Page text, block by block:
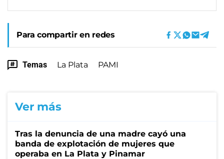
Para compartir en redes
Temas La Plata PAMI
Ver más
Tras la denuncia de una madre cayó una
banda de explotación de mujeres que
operaba en La Plata y Pinamar